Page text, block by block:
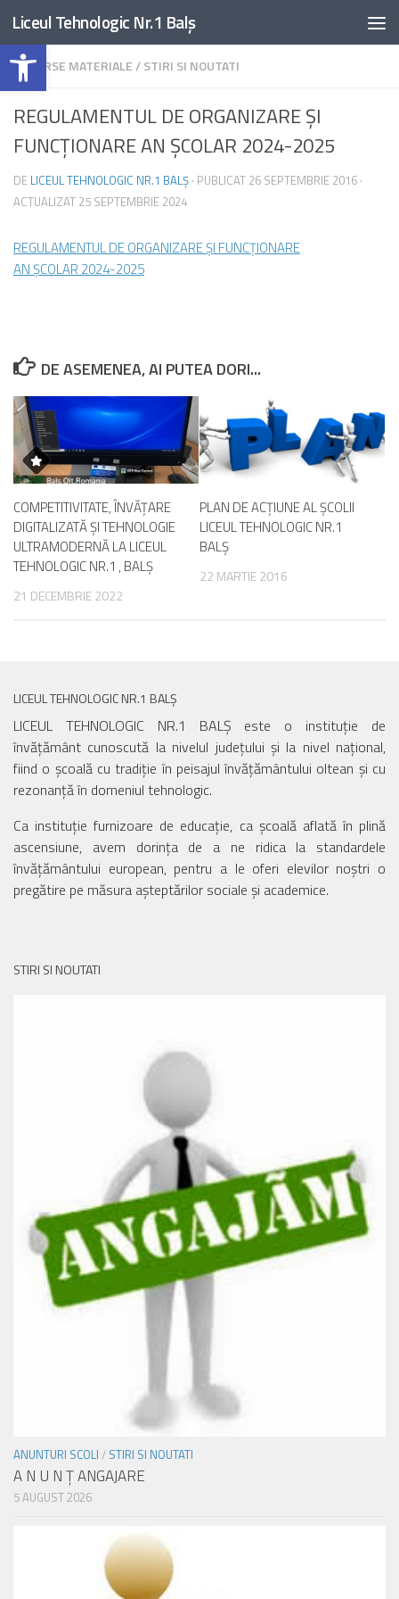
Deschide bara de unelte
Skip to content
Liceul Tehnologic Nr.1 Balș
RESURSE MATERIALE/STIRI SI NOUTATI
REGULAMENTUL DE ORGANIZARE ȘI
FUNCŢIONARE AN ȘCOLAR 2024-2025
DE LICEUL TEHNOLOGIC NR.1 BALȘ · PUBLICAT 26 SEPTEMBRIE 2016 ·
ACTUALIZAT 25 SEPTEMBRIE 2024
REGULAMENTUL DE ORGANIZARE ȘI FUNCŢIONARE
AN ȘCOLAR 2024-2025
DE ASEMENEA, AI PUTEA DORI...
COMPETITIVITATE, ÎNVĂȚARE
DIGITALIZATĂ ȘI TEHNOLOGIE
ULTRAMODERNĂ LA LICEUL
TEHNOLOGIC NR.1 , BALȘ
21 DECEMBRIE 2022
PLAN DE ACȚIUNE AL ȘCOLII
LICEUL TEHNOLOGIC NR.1
BALȘ
22 MARTIE 2016
LICEUL TEHNOLOGIC NR.1 BALȘ
LICEUL TEHNOLOGIC NR.1 BALȘ este o instituție de
învățământ cunoscută la nivelul județului și la nivel național,
fiind o școală cu tradiție în peisajul învățământului oltean și cu
rezonanță în domeniul tehnologic.
Ca instituție furnizoare de educație, ca școală aflată în plină
ascensiune, avem dorința de a ne ridica la standardele
învățământului european, pentru a le oferi elevilor noștri o
pregătire pe măsura așteptărilor sociale și academice.
STIRI SI NOUTATI
ANUNTURI SCOLI / STIRI SI NOUTATI
A N U N Ţ ANGAJARE
5 AUGUST 2026